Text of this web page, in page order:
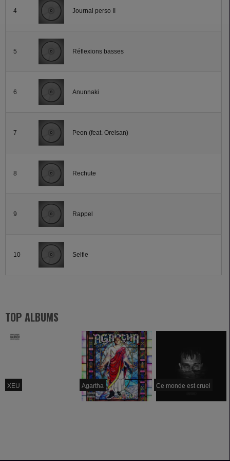
4 Journal perso II
5 Réflexions basses
6 Anunnaki
7 Peon (feat. Orelsan)
8 Rechute
9 Rappel
10 Selfie
TOP ALBUMS
XEU Agartha Ce monde est cruel